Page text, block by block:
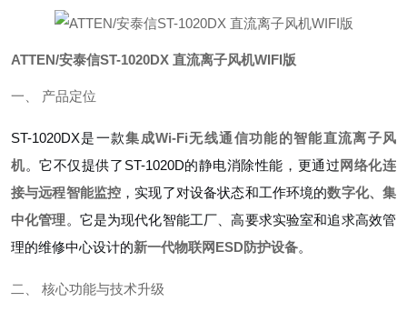
ATTEN/安泰信ST-1020DX 直流离子风机WIFI版
一、 产品定位
ST-1020DX是一款集成Wi-Fi无线通信功能的智能直流离子风
机。它不仅提供了ST-1020D的静电消除性能，更通过 网络化连
接与远程智能监控 ，实现了对设备状态和工作环境的数字化、集
中化管理 。它是为现代化智能工厂、高要求实验室和追求高效管
理的维修中心设计的新一代物联网ESD防护设备。
二、 核心功能与技术升级